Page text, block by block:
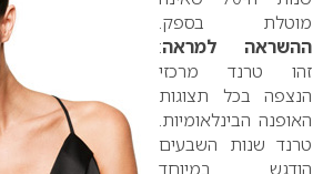
מוטלת בספק.
ההשראה למראה:
זהו טרנד מרכזי
הנצפה בכל תצוגות
האופנה הבינלאומיות.
טרנד שנות השבעים
הודגש במיוחד